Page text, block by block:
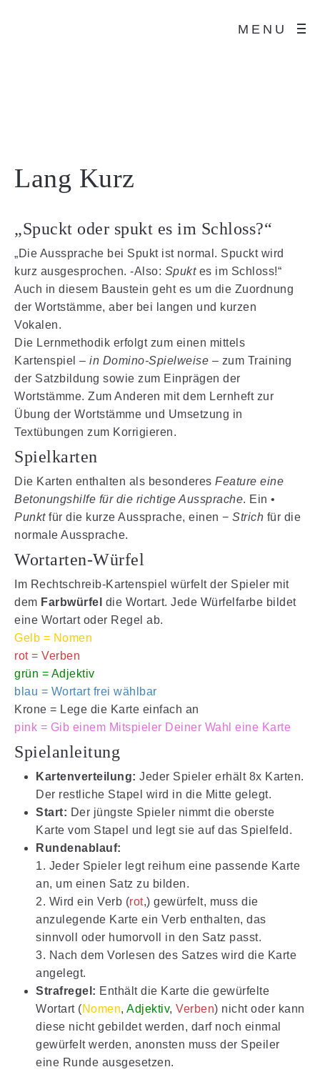
MENU
Lang Kurz
„Spuckt oder spukt es im Schloss?“
„Die Aussprache bei Spukt ist normal. Spuckt wird
kurz ausgesprochen. -Also: Spuktes im Schloss!“
Auch in diesem Baustein geht es um die Zuordnung
der Wortstämme, aber bei langen und kurzen
Vokalen.
Die Lernmethodik erfolgt zum einen mittels
Kartenspiel – in Domino-Spielweise – zum Training
der Satzbildung sowie zum Einprägen der
Wortstämme. Zum Anderen mit dem Lernheft zur
Übung der Wortstämme und Umsetzung in
Textübungen zum Korrigieren.
Spielkarten
Die Karten enthalten als besonderes Feature eine
Betonungshilfe für die richtige Aussprache. Ein •
Punktfür die kurze Aussprache, einen − Strich für die
normale Aussprache.
Wortarten-Würfel
Im Rechtschreib-Kartenspiel würfelt der Spieler mit
dem Farbwürfel die Wortart. Jede Würfelfarbe bildet
eine Wortart oder Regel ab.
Gelb = Nomen
rot = Verben
grün = Adjektiv
blau = Wortart frei wählbar
Krone = Lege die Karte einfach an
pink = Gib einem Mitspieler Deiner Wahl eine Karte
Spielanleitung
Kartenverteilung: Jeder Spieler erhält 8x Karten.
Der restliche Stapel wird in die Mitte gelegt.
Start: Der jüngste Spieler nimmt die oberste
Karte vom Stapel und legt sie auf das Spielfeld.
Rundenablauf:
1. Jeder Spieler legt reihum eine passende Karte
an, um einen Satz zu bilden.
2. Wird ein Verb (rot,) gewürfelt, muss die
anzulegende Karte ein Verb enthalten, das
sinnvoll oder humorvoll in den Satz passt.
3. Nach dem Vorlesen des Satzes wird die Karte
angelegt.
Strafregel: Enthält die Karte die gewürfelte
Wortart (Nomen, Adjektiv, Verben) nicht oder kann
diese nicht gebildet werden, darf noch einmal
gewürfelt werden, anonsten muss der Speiler
eine Runde ausgesetzen.